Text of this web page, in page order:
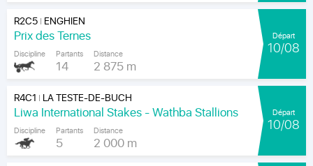
R2C5| ENGHIEN
Prix des Ternes
Discipline Partants
14
Distance
2 875 m
Départ
10/08
R4C1 | LA TESTE-DE-BUCH
Liwa International Stakes - Wathba Stallions
Discipline Partants
5
Distance
2 000 m
Départ
10/08